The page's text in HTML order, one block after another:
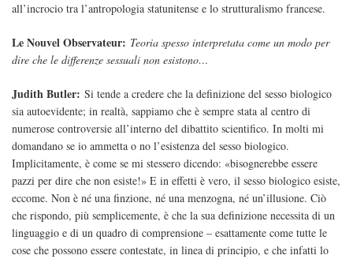
all’incrocio tra l’antropologia statunitense e lo strutturalismo francese.
Le Nouvel Observateur: Teoria spesso interpretata come un modo per
dire che le differenze sessuali non esistono…
Judith Butler: Si tende a credere che la definizione del sesso biologico
sia autoevidente; in realtà, sappiamo che è sempre stata al centro di
numerose controversie all’interno del dibattito scientifico. In molti mi
domandano se io ammetta o no l’esistenza del sesso biologico.
Implicitamente, è come se mi stessero dicendo: «bisognerebbe essere
pazzi per dire che non esiste!» E in effetti è vero, il sesso biologico esiste,
eccome. Non è né una finzione, né una menzogna, né un’illusione. Ciò
che rispondo, più semplicemente, è che la sua definizione necessita di un
linguaggio e di un quadro di comprensione – esattamente come tutte le
cose che possono essere contestate, in linea di principio, e che infatti lo